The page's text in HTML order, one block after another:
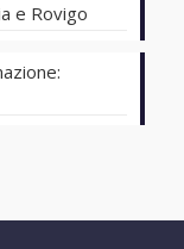
e Rovigo